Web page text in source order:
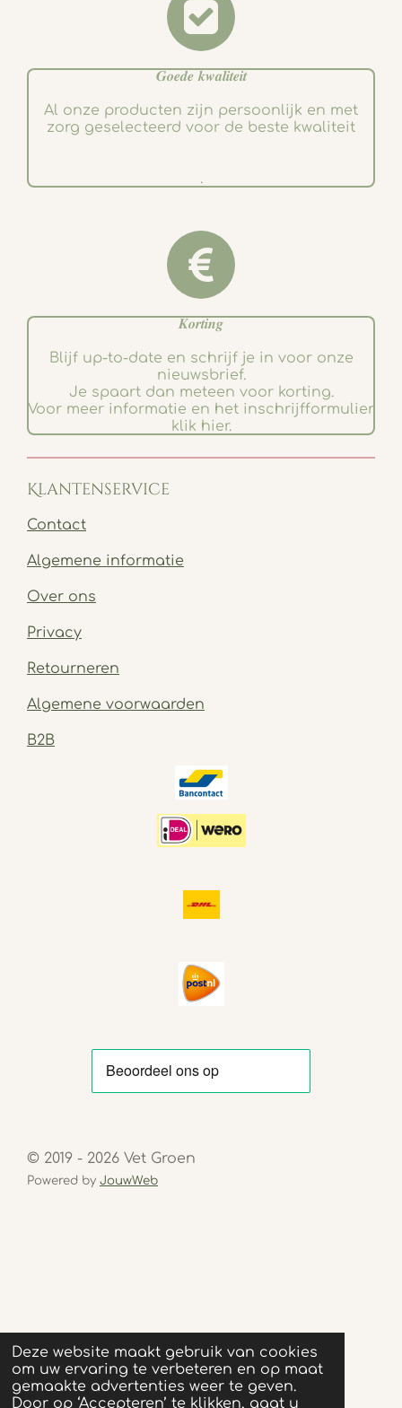
Deze website maakt gebruik van cookies
om uw ervaring te verbeteren en op maat
gemaakte advertenties weer te geven.
Door op ‘Accepteren’ te klikken, gaat u
𝑮𝒐𝒆𝒅𝒆 𝒌𝒘𝒂𝒍𝒊𝒕𝒆𝒊𝒕
Al onze producten zijn persoonlijk en met
zorg geselecteerd voor de beste kwaliteit
.
𝑲𝒐𝒓𝒕𝒊𝒏𝒈
Blijf up-to-date en schrijf je in voor onze
nieuwsbrief.
Je spaart dan meteen voor korting.
Voor meer informatie en het inschrijfformulier
klik hier.
Klantenservice
Contact
Algemene informatie
Over ons
Privacy
Retourneren
Algemene voorwaarden
B2B
© 2019 - 2026 Vet Groen
Powered by JouwWeb